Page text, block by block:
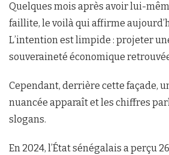
Quelques mois après avoir lui-
faillite, le voilà qui affirme
L’intention est limpide : projeter
souveraineté économique
Cependant, derrière cette façade,
nuancée apparaît et les chiffres
slogans.
En 2024, l’État sénégalais a perçu